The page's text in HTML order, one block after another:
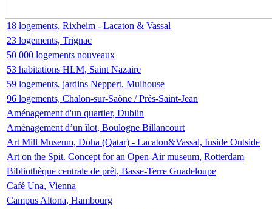
18 logements, Rixheim - Lacaton & Vassal
23 logements, Trignac
50 000 logements nouveaux
53 habitations HLM, Saint Nazaire
59 logements, jardins Neppert, Mulhouse
96 logements, Chalon-sur-Saône / Prés-Saint-Jean
Aménagement d'un quartier, Dublin
Aménagement d’un îlot, Boulogne Billancourt
Art Mill Museum, Doha (Qatar) - Lacaton&Vassal, Inside Outside
Art on the Spit. Concept for an Open-Air museum, Rotterdam
Bibliothèque centrale de prêt, Basse-Terre Guadeloupe
Café Una, Vienna
Campus Altona, Hambourg